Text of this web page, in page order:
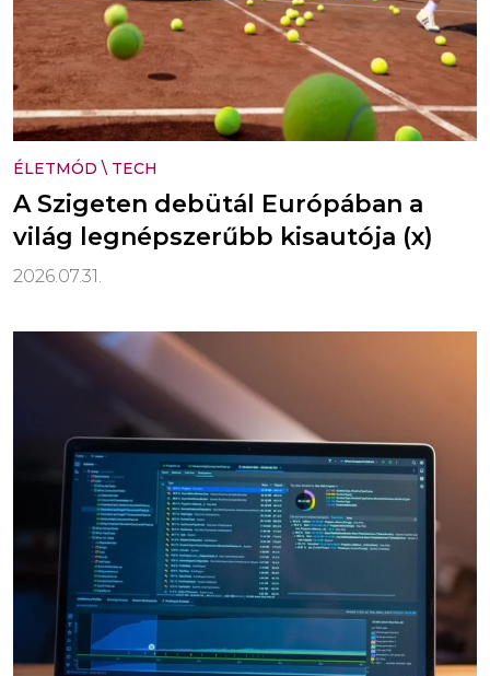
ÉLETMÓD \ TECH
A Szigeten debütál Európában a
világ legnépszerűbb kisautója (x)
2026.07.31.